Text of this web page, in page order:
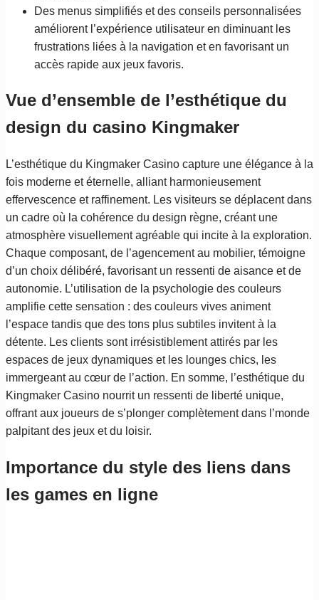
Des menus simplifiés et des conseils personnalisées
améliorent l’expérience utilisateur en diminuant les
frustrations liées à la navigation et en favorisant un
accès rapide aux jeux favoris.
Vue d’ensemble de l’esthétique du
design du casino Kingmaker
L’esthétique du Kingmaker Casino capture une élégance à la
fois moderne et éternelle, alliant harmonieusement
effervescence et raffinement. Les visiteurs se déplacent dans
un cadre où la cohérence du design règne, créant une
atmosphère visuellement agréable qui incite à la exploration.
Chaque composant, de l’agencement au mobilier, témoigne
d’un choix délibéré, favorisant un ressenti de aisance et de
autonomie. L’utilisation de la psychologie des couleurs
amplifie cette sensation : des couleurs vives animent
l’espace tandis que des tons plus subtiles invitent à la
détente. Les clients sont irrésistiblement attirés par les
espaces de jeux dynamiques et les lounges chics, les
immergeant au cœur de l’action. En somme, l’esthétique du
Kingmaker Casino nourrit un ressenti de liberté unique,
offrant aux joueurs de s’plonger complètement dans l’monde
palpitant des jeux et du loisir.
Importance du style des liens dans
les games en ligne